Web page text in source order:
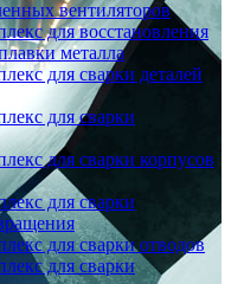
вентиляторов
для восстановления
металла
для сварки деталей
для сварки
для сварки корпусов
для сварки
для сварки отводов
для сварки